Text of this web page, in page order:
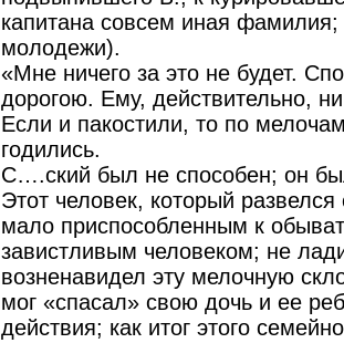
капитана совсем иная
молодежи).
«Мне ничего за это не будет.
дорогою. Ему, действительно,
Если и пакостили, то по
годились.
С….ский был не способен; он
Этот человек, который
мало приспособленным к
завистливым человеком; не
возненавидел эту мелочную
мог «спасал» свою дочь и ее
действия; как итог этого